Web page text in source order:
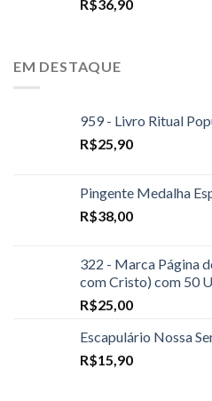
R$36,90
EM DESTAQUE
959 - Livro Ritual
R$25,90
Pingente Medalha
R$38,00
322 - Marca Página
com Cristo) com 50
R$25,00
Escapulário Nossa
R$15,90